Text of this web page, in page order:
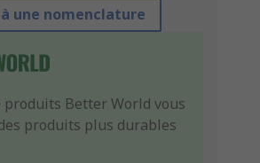
une nomenclature
produits Better World vous
produits plus durables